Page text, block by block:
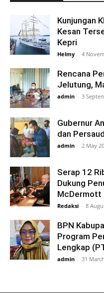
Kunjungan
Kesan
Kepri
Helmy - 4
Rencana
Jelutung,
admin - 3
Gubernur
dan
admin - 2 May
Serap 12
Dukung
McDermott
Redaksi - 8
BPN
Program
Lengkap
admin - 31